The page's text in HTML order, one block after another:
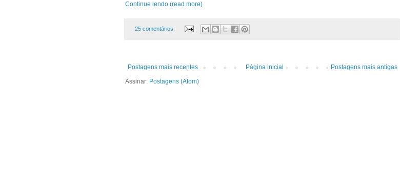
Continue lendo (read more)
25 comentários:
Postagens mais recentes Postagens mais antigas
Página inicial
Assinar: Postagens (Atom)